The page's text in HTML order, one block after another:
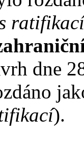
ratifikací
dne
).